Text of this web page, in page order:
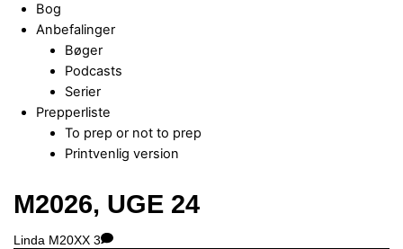
Bog
Anbefalinger
Bøger
Podcasts
Serier
Prepperliste
To prep or not to prep
Printvenlig version
Close
Menu
M2026, UGE 24
Linda M20XX 3